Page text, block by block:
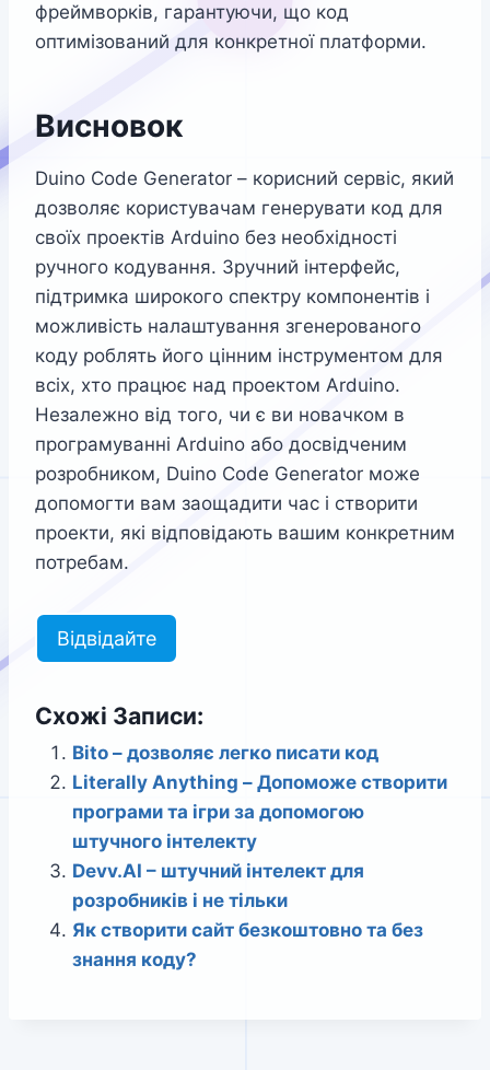
фреймворків, гарантуючи, що код
оптимізований для конкретної платформи.
Висновок
Duino Code Generator – корисний сервіс, який
дозволяє користувачам генерувати код для
своїх проектів Arduino без необхідності
ручного кодування. Зручний інтерфейс,
підтримка широкого спектру компонентів і
можливість налаштування згенерованого
коду роблять його цінним інструментом для
всіх, хто працює над проектом Arduino.
Незалежно від того, чи є ви новачком в
програмуванні Arduino або досвідченим
розробником, Duino Code Generator може
допомогти вам заощадити час і створити
проекти, які відповідають вашим конкретним
потребам.
Відвідайте
Схожі Записи:
Bito – дозволяє легко писати код
Literally Anything – Допоможе створити
програми та ігри за допомогою
штучного інтелекту
Devv.AI – штучний інтелект для
розробників і не тільки
Як створити сайт безкоштовно та без
знання коду?